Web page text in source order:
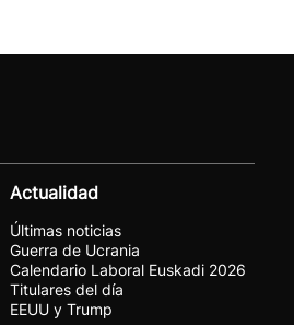
Actualidad
Últimas noticias
Guerra de Ucrania
Calendario Laboral Euskadi 2026
Titulares del día
EEUU y Trump